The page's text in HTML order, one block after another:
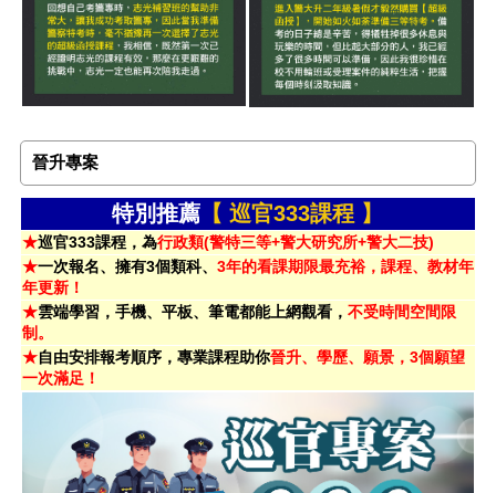
晉升專案
特別推薦 【 巡官333課程 】
★巡官333課程，為行政類(警特三等+警大研究所+警大二技)
★一次報名、擁有3個類科、 3年的看課期限最充裕，課程、教材年
年更新！
★雲端學習，手機、平板、筆電都能上網觀看， 不受時間空間限
制。
★自由安排報考順序，專業課程助你晉升、學歷、願景，3個願望
一次滿足！